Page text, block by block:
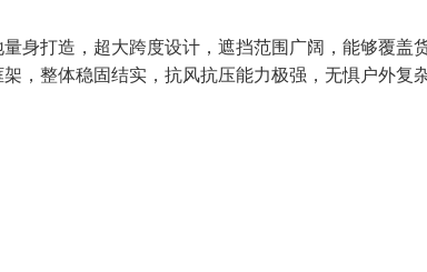
身打造，超大跨度设计，遮挡范围广阔，能够覆盖
，整体稳固结实，抗风抗压能力极强，无惧户外复